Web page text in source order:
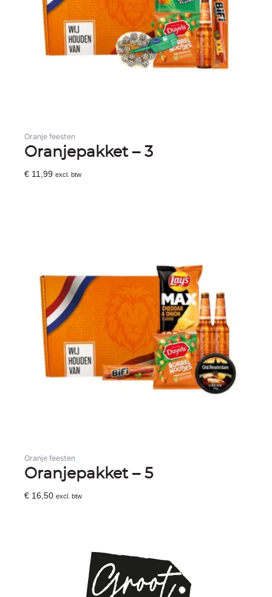
Oranje feesten
Oranjepakket – 3
€ 11,99 excl. btw
Oranje feesten
Oranjepakket – 5
€ 16,50 excl. btw